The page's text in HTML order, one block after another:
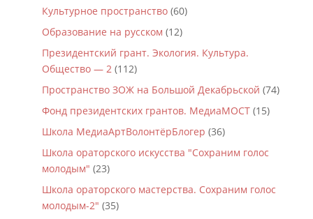
Культурное пространство(60)
Образование на русском (12)
Президентский грант. Экология. Культура.
Общество — 2(112)
Пространство ЗОЖ на Большой Декабрьской (74)
Фонд президентских грантов. МедиаМОСТ(15)
Школа МедиаАртВолонтёрБлогер (36)
Школа ораторского искусства "Сохраним голос
молодым" (23)
Школа ораторского мастерства. Сохраним голос
молодым-2" (35)